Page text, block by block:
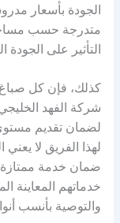
الجودة بأسعار
متدرجة حسب مساحة
التأثير على الجودة
كذلك، فإن كل
شركة الفهد
لضمان تقديم
لهذا الفريق لا
ضمان خدمة
خدماتهم المعاينة
والتوصية بأنسب